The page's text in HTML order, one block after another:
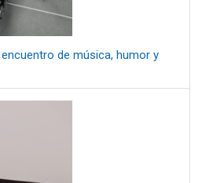
de música, humor y